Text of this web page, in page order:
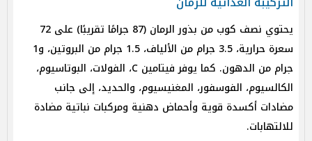
يحتوي نصف كوب من بذور الرمان (87 جرامًا تقريبًا) على 72
سعرة حرارية، 3.5 جرام من الألياف، 1.5 جرام من البروتين، و1
جرام من الدهون. كما يوفر فيتامين C، الفولات، البوتاسيوم،
الكالسيوم، الفوسفور، المغنيسيوم، والحديد، إلى جانب
مضادات أكسدة قوية وأحماض دهنية ومركبات نباتية مضادة
للالتهابات.